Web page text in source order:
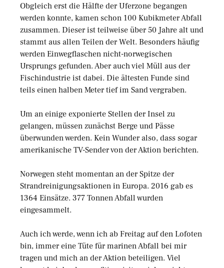
Obgleich erst die Hälfte der Uferzone begangen
werden konnte, kamen schon 100 Kubikmeter Abfall
zusammen. Dieser ist teilweise über 50 Jahre alt und
stammt aus allen Teilen der Welt. Besonders häufig
werden Einwegflaschen nicht-norwegischen
Ursprungs gefunden. Aber auch viel Müll aus der
Fischindustrie ist dabei. Die ältesten Funde sind
teils einen halben Meter tief im Sand vergraben.
Um an einige exponierte Stellen der Insel zu
gelangen, müssen zunächst Berge und Pässe
überwunden werden. Kein Wunder also, dass sogar
amerikanische TV-Sender von der Aktion berichten.
Norwegen steht momentan an der Spitze der
Strandreinigungsaktionen in Europa. 2016 gab es
1364 Einsätze. 377 Tonnen Abfall wurden
eingesammelt.
Auch ich werde, wenn ich ab Freitag auf den Lofoten
bin, immer eine Tüte für marinen Abfall bei mir
tragen und mich an der Aktion beteiligen. Viel